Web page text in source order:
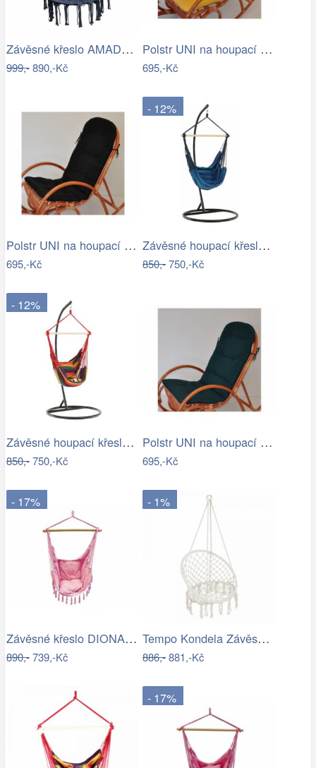
Závěsné křeslo AMADO 2 NEW Tempo Kondela
999,-890,-Kč
Polstr UNI na houpací křeslo - žlutý…
695,-Kč
Polstr UNI na houpací křeslo - látka…
695,-Kč
- 12%
Závěsné houpací křeslo Nikes Blue
850,-750,-Kč
- 12%
Závěsné houpací křeslo Nikes Red
850,-750,-Kč
Polstr UNI na houpací křeslo - látka…
695,-Kč
- 17%
Závěsné křeslo DIONA starorůžová
890,-739,-Kč
- 1%
Tempo Kondela Závěsné křeslo AMADO 2…
886,-881,-Kč
- 17%